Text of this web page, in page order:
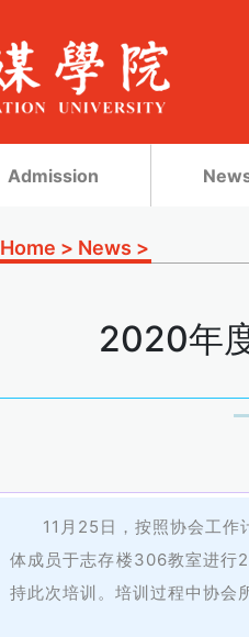
Admission
Home > News >
2020年
11月25日，按照协会工
体成员于志存楼306教室进行
持此次培训。培训过程中协会